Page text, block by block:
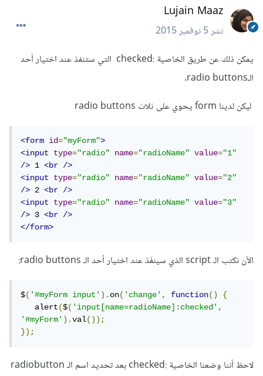
Lujain Maaz
نشر5 نوفمبر 2015
يمكن ذلك عن طريق الخاصية :checked التي ستنفذ عند اختيار أحد
الـradio buttons.
ليكن لدينا form يحوي على ثلاث radio buttons
<form id="myForm">
<input
type="radio" name="radioName" value="1"
/> 1 <br
/>
<input
type="radio" name="radioName" value="2"
/> 2 <br
/>
<input
type="radio" name="radioName" value="3"
/> 3 <br
/>
</form>
الآن نكتب الـ script الذي سينفَذ عند اختيار أحد الـ radio buttons:
$('#myForm input').on('change', function()
{
   alert
($('input[name=radioName]:checked',
'#myForm').val());
});
لاحظ أننا وضعنا الخاصية :checked بعد تحديد اسم الـ radiobutton